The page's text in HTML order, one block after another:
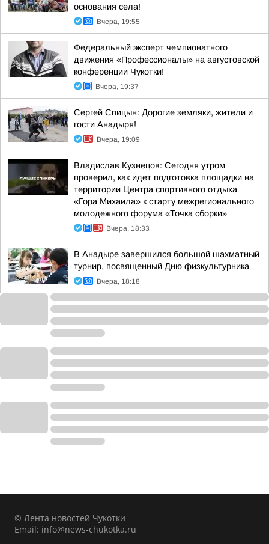
основания села!
Вчера, 19:55
Федеральный эксперт чемпионатного
движения «Профессионалы» на августовской
конференции Чукотки!
Вчера, 19:37
Сергей Спицын: Дорогие земляки, жители и
гости Анадыря!
Вчера, 19:09
Владислав Кузнецов: Сегодня утром
проверил, как идет подготовка площадки на
территории Центра спортивного отдыха
«Гора Михаила» к старту межрегионального
молодежного форума «Точка сборки»
Вчера, 18:33
В Анадыре завершился большой шахматный
турнир, посвященный Дню физкультурника
Вчера, 18:18
© Лента новостей Чукотки
Email: info@news-chukotka.ru